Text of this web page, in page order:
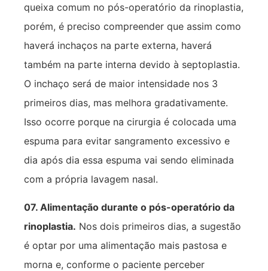
queixa comum no pós-operatório da rinoplastia,
porém, é preciso compreender que assim como
haverá inchaços na parte externa, haverá
também na parte interna devido à septoplastia.
O inchaço será de maior intensidade nos 3
primeiros dias, mas melhora gradativamente.
Isso ocorre porque na cirurgia é colocada uma
espuma para evitar sangramento excessivo e
dia após dia essa espuma vai sendo eliminada
com a própria lavagem nasal.
07. Alimentação durante o pós-operatório da
rinoplastia. Nos dois primeiros dias, a sugestão
é optar por uma alimentação mais pastosa e
morna e, conforme o paciente perceber